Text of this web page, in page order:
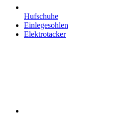
Hufschuhe
Einlegesohlen
Elektrotacker